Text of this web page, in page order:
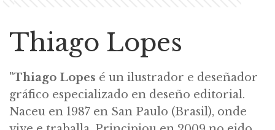
Thiago Lopes
"Thiago Lopes é un ilustrador e deseñador
gráfico especializado en deseño editorial.
Naceu en 1987 en San Paulo (Brasil), onde